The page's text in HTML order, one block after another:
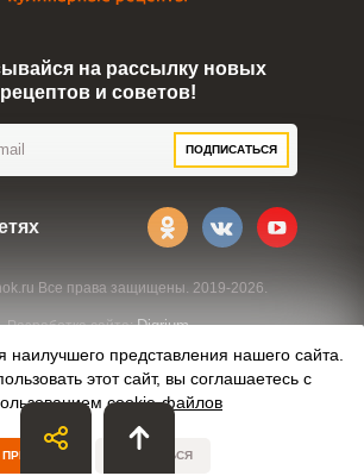
Все права защищены. 2019-2026.
Разработка сайта:Digrium
на рассылку новых
рецептов и советов!
ПОДПИСАТЬСЯ
представления нашего сайта.
этот сайт, вы соглашаетесь с
cookie-файлов
ПРИНЯТЬ ОТКАЗАТЬСЯ